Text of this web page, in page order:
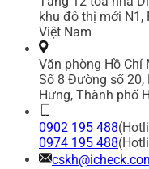
khu đô thị mới N1,
Việt Nam
Văn phòng Hồ Chí
Số 8 Đường số 20,
Hưng, Thành phố
0902 195 488
0974 195 488